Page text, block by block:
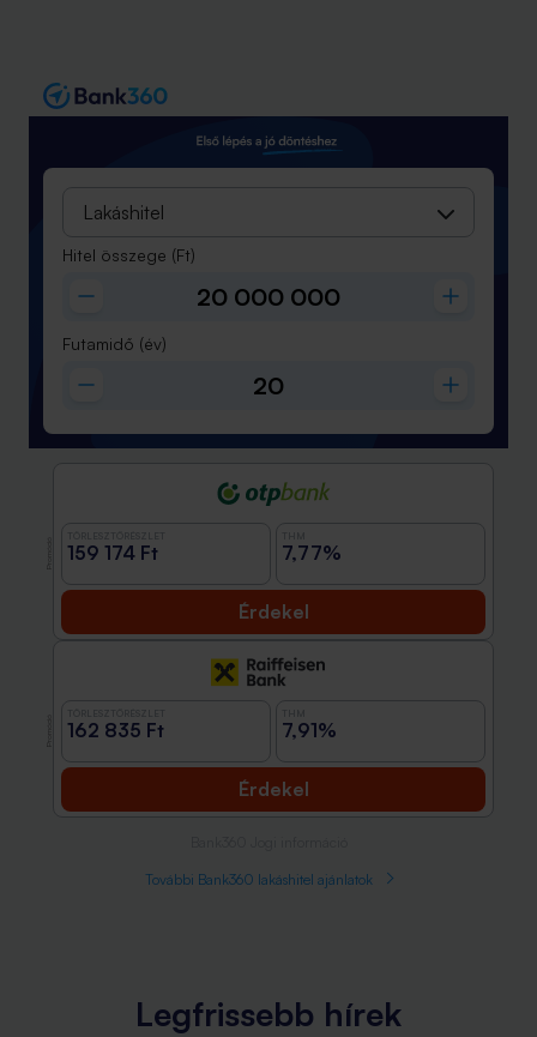
Lakáshitel
Hitel összege (Ft)
Futamidő (év)
159 174 Ft 7,77%
Érdekel
162 835 Ft 7,91%
Érdekel
További Bank360 lakáshitel ajánlatok
Legfrissebb hírek